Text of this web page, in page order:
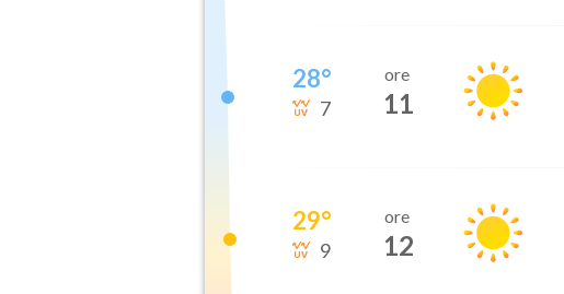
28°
7
ore
11
29°
9
ore
12